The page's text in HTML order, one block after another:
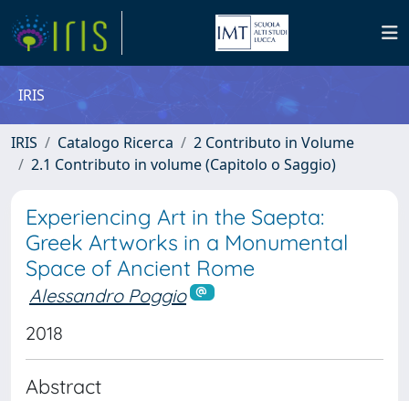
IRIS
IRIS Catalogo Ricerca
2 Contributo in Volume
2.1 Contributo in volume (Capitolo o Saggio)
Experiencing Art in the Saepta:
Greek Artworks in a Monumental
Space of Ancient Rome
Alessandro Poggio
2018
Abstract